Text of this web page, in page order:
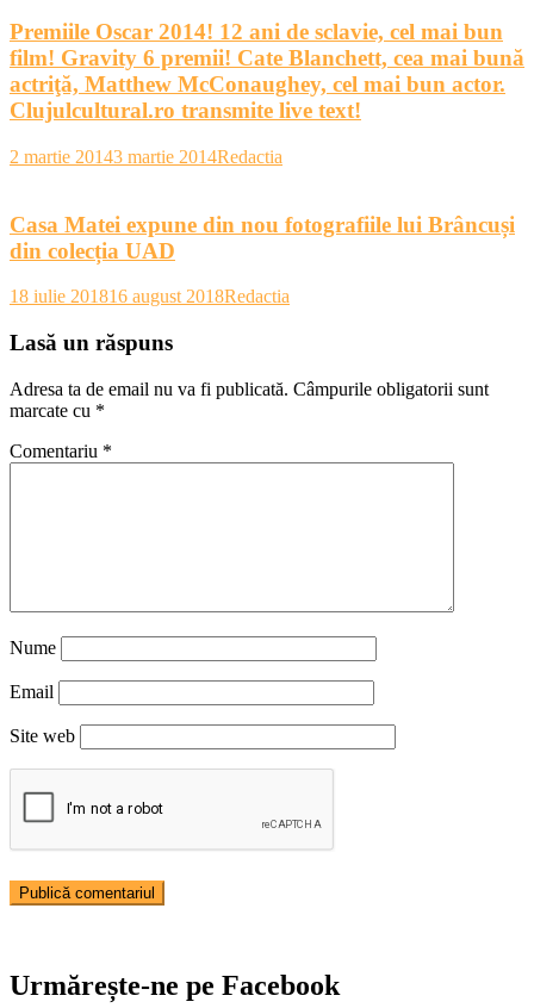
Premiile Oscar 2014! 12 ani de sclavie, cel mai bun
film! Gravity 6 premii! Cate Blanchett, cea mai bună
actriţă, Matthew McConaughey, cel mai bun actor.
Clujulcultural.ro transmite live text!
2 martie 20143 martie 2014Redactia
Casa Matei expune din nou fotografiile lui Brâncuși
din colecția UAD
18 iulie 201816 august 2018Redactia
Lasă un răspuns
Adresa ta de email nu va fi publicată. Câmpurile obligatorii sunt
marcate cu *
Comentariu *
Nume
Email
Site web
Urmărește-ne pe Facebook